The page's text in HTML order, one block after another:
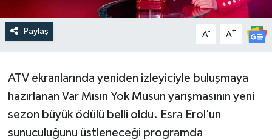
Paylaş A- A+
ATV ekranlarında yeniden izleyiciyle buluşmaya
hazırlanan Var Mısın Yok Musun yarışmasının yeni
sezon büyük ödülü belli oldu. Esra Erol’un
sunuculuğunu üstleneceği programda